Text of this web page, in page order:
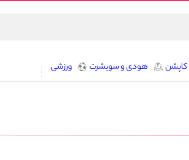
کاپشن هودی و سویشرت ورزشی